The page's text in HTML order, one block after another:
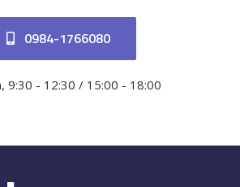
0984-1766080
9:30 - 12:30 / 15:00 - 18:00